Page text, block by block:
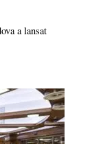
a lansat